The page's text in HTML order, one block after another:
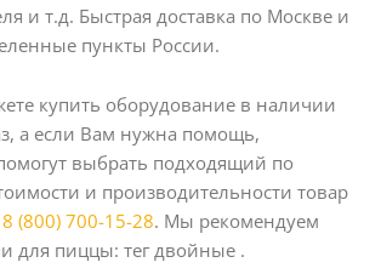
и т.д. Быстрая доставка по Москве и
пункты России.
купить оборудование в наличии
а если Вам нужна помощь,
выбрать подходящий по
и производительности товар
8 (800) 700-15-28. Мы рекомендуем
для пиццы: тег двойные .